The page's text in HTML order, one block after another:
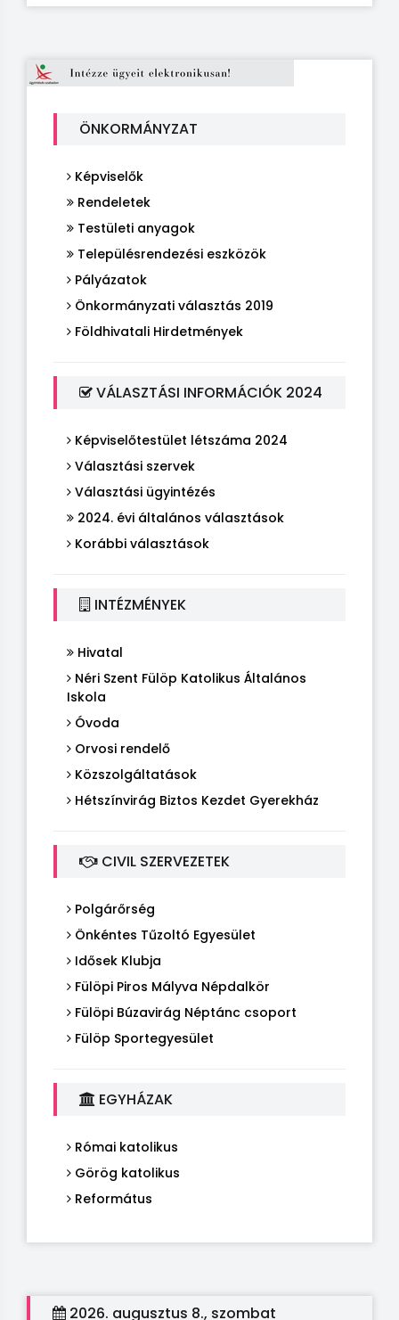
ÖNKORMÁNYZAT
Képviselők
Rendeletek
Testületi anyagok
Településrendezési eszközök
Pályázatok
Önkormányzati választás 2019
Földhivatali Hirdetmények
VÁLASZTÁSI INFORMÁCIÓK 2024
Képviselőtestület létszáma 2024
Választási szervek
Választási ügyintézés
2024. évi általános választások
Korábbi választások
INTÉZMÉNYEK
Hivatal
Néri Szent Fülöp Katolikus Általános
Iskola
Óvoda
Orvosi rendelő
Közszolgáltatások
Hétszínvirág Biztos Kezdet Gyerekház
CIVIL SZERVEZETEK
Polgárőrség
Önkéntes Tűzoltó Egyesület
Idősek Klubja
Fülöpi Piros Mályva Népdalkör
Fülöpi Búzavirág Néptánc csoport
Fülöp Sportegyesület
EGYHÁZAK
Római katolikus
Görög katolikus
Református
2026. augusztus 8., szombat